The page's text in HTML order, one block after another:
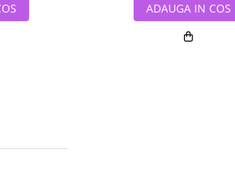
ADAUGA IN COS